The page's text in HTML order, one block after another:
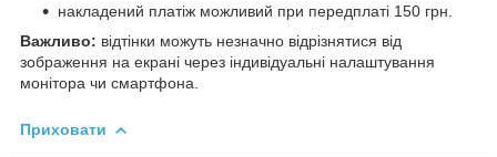
накладений платіж можливий при передплаті 150 грн.
Важливо: відтінки можуть незначно відрізнятися від
зображення на екрані через індивідуальні налаштування
монітора чи смартфона.
Приховати